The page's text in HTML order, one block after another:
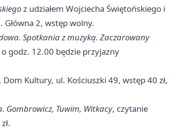
z udziałem Wojciecha Świętońskiego i
Główna 2, wstęp wolny.
Spotkania z muzyką. Zaczarowany
godz. 12.00 będzie przyjazny
, Dom Kultury, ul. Kościuszki 49, wstęp 40 zł,
Gombrowicz, Tuwim, Witkacy, czytanie